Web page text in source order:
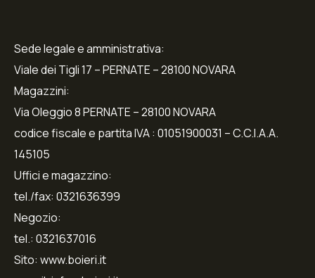
Sede legale e amministrativa:
Viale dei Tigli 17 – PERNATE – 28100 NOVARA
Magazzini:
Via Oleggio 8 PERNATE – 28100 NOVARA
codice fiscale e partita IVA : 01051900031 – C.C.I.A.A.
145105
Uffici e magazzino:
tel./fax: 0321636399
Negozio:
tel.: 0321637016
Sito: www.boieri.it